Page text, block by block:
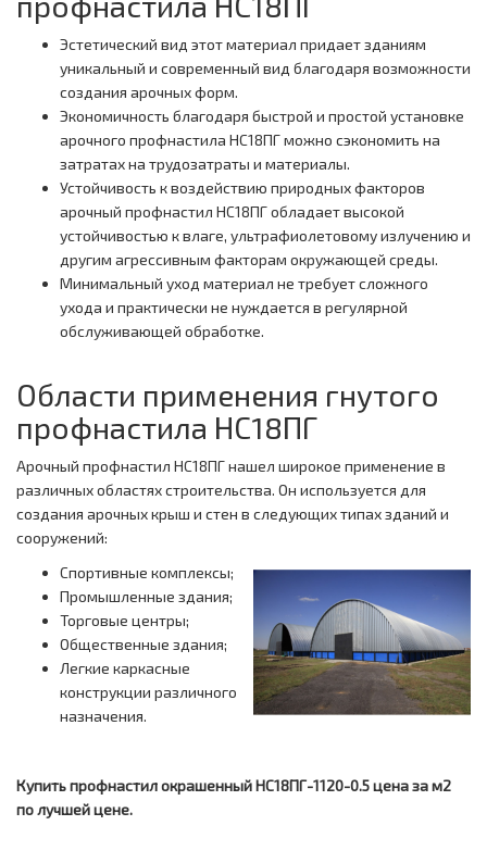
Эстетический вид этот материал придает зданиям
уникальный и современный вид благодаря возможности
создания арочных форм.
Экономичность благодаря быстрой и простой установке
арочного профнастила НС18ПГ можно сэкономить на
затратах на трудозатраты и материалы.
Устойчивость к воздействию природных факторов
арочный профнастил НС18ПГ обладает высокой
устойчивостью к влаге, ультрафиолетовому излучению и
другим агрессивным факторам окружающей среды.
Минимальный уход материал не требует сложного
ухода и практически не нуждается в регулярной
обслуживающей обработке.
Области применения гнутого
профнастила НС18ПГ
Арочный профнастил НС18ПГ нашел широкое применение в
различных областях строительства. Он используется для
создания арочных крыш и стен в следующих типах зданий и
сооружений:
Спортивные комплексы;
Промышленные здания;
Торговые центры;
Общественные здания;
Легкие каркасные
конструкции различного
назначения.
Купить профнастил окрашенный НС18ПГ-1120-0.5 цена за м2
по лучшей цене.